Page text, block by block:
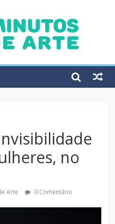
invisibilidade
no
Arte 0 Comentário